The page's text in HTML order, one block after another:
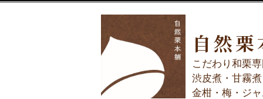
自然
こだわり和栗
渋皮煮・甘霧煮
金柑・梅・ジ